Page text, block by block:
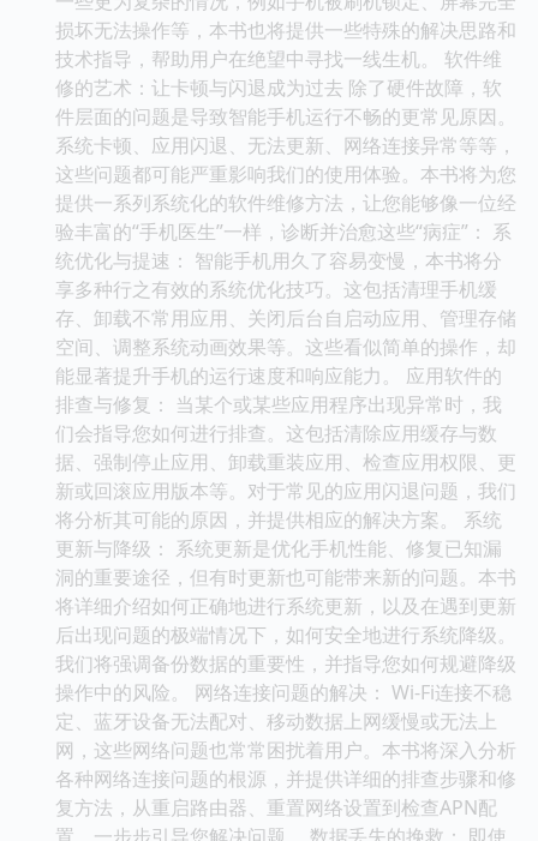
损坏无法操作等，本书也将提供一些特殊的解决思路和
技术指导，帮助用户在绝望中寻找一线生机。 软件维
修的艺术：让卡顿与闪退成为过去 除了硬件故障，软
件层面的问题是导致智能手机运行不畅的更常见原因。
系统卡顿、应用闪退、无法更新、网络连接异常等等，
这些问题都可能严重影响我们的使用体验。本书将为您
提供一系列系统化的软件维修方法，让您能够像一位经
验丰富的“手机医生”一样，诊断并治愈这些“病症”： 系
统优化与提速： 智能手机用久了容易变慢，本书将分
享多种行之有效的系统优化技巧。这包括清理手机缓
存、卸载不常用应用、关闭后台自启动应用、管理存储
空间、调整系统动画效果等。这些看似简单的操作，却
能显著提升手机的运行速度和响应能力。 应用软件的
排查与修复： 当某个或某些应用程序出现异常时，我
们会指导您如何进行排查。这包括清除应用缓存与数
据、强制停止应用、卸载重装应用、检查应用权限、更
新或回滚应用版本等。对于常见的应用闪退问题，我们
将分析其可能的原因，并提供相应的解决方案。 系统
更新与降级： 系统更新是优化手机性能、修复已知漏
洞的重要途径，但有时更新也可能带来新的问题。本书
将详细介绍如何正确地进行系统更新，以及在遇到更新
后出现问题的极端情况下，如何安全地进行系统降级。
我们将强调备份数据的重要性，并指导您如何规避降级
操作中的风险。 网络连接问题的解决： Wi-Fi连接不稳
定、蓝牙设备无法配对、移动数据上网缓慢或无法上
网，这些网络问题也常常困扰着用户。本书将深入分析
各种网络连接问题的根源，并提供详细的排查步骤和修
复方法，从重启路由器、重置网络设置到检查APN配